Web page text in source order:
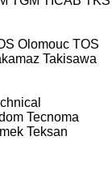
Olomouc TOS
Takisawa
Tecnoma
Teksan